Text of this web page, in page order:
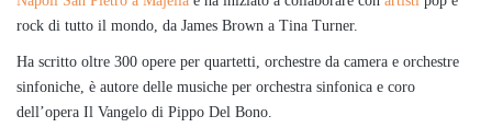
rock di tutto il mondo, da James Brown a Tina Turner.
Ha scritto oltre 300 opere per quartetti, orchestre da camera e orchestre
sinfoniche, è autore delle musiche per orchestra sinfonica e coro
dell’opera Il Vangelo di Pippo Del Bono.